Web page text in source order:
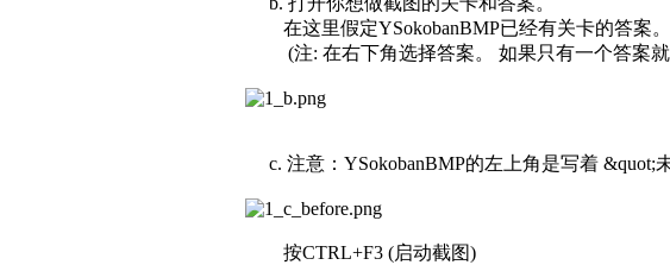
在这里假定YSokobanBMP已经有关卡的答案。
(注: 在右下角选择答案。 如果只有一个答案就
c. 注意：YSokobanBMP的左上角是写着 &quot;
按CTRL+F3 (启动截图)